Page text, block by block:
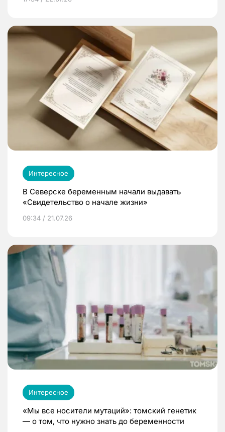
Интересное
В Северске беременным начали выдавать
«Свидетельство о начале жизни»
09:34 / 21.07.26
Интересное
«Мы все носители мутаций»: томский генетик
— о том, что нужно знать до беременности